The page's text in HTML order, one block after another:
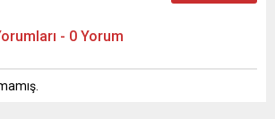
- 0 Yorum